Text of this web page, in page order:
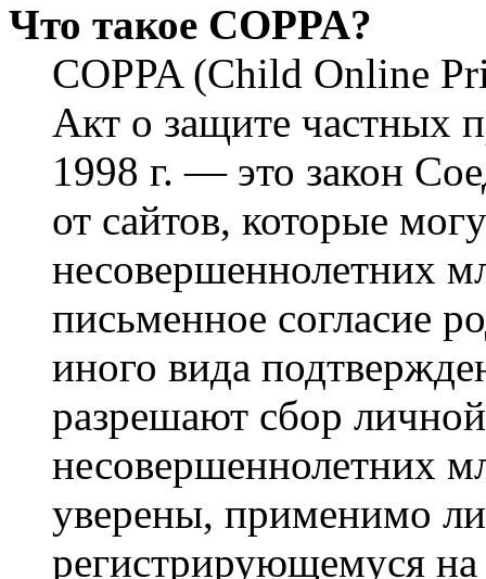
Что такое COPPA?
COPPA (Child Online
Акт о защите частных
1998 г. — это закон
от сайтов, которые
несовершеннолетних
письменное согласие
иного вида
разрешают сбор
несовершеннолетних
уверены, применимо
регистрирующемуся